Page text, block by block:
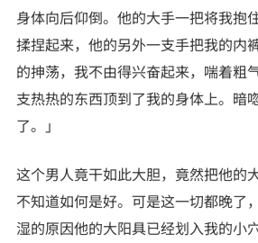
身体向后仰倒。他的大手一把将我抱
揉捏起来，他的另外一支手把我的内
的抻荡，我不由得兴奋起来，喘着粗
支热热的东西顶到了我的身体上。
了。」
这个男人竟干如此大胆，竟然把他的
不知道如何是好。可是这一切都晚了
湿的原因他的大阳具已经划入我的小